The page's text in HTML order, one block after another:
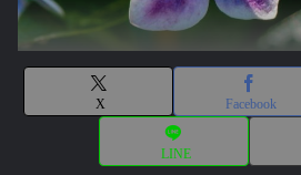
X Facebook
LINE